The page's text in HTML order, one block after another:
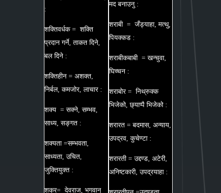
:
शक्तिवर्धक = शक्ति
प्रदान गर्ने, ताकत दिने,
बल दिने :
शक्तिहीन = अशक्त,
निर्बल, कमजोर, लाचार :
शक्य = सक्ने, सम्भव,
साध्य, सङ्गत :
शक्यता =सम्भवता,
साध्यता, उचित,
जुक्तियुक्त :
शक्र= देवराज, भगवान्
मद बनाउनु :
शराबी = जँड्याहा, मत्थु,
पियक्कड :
शराबीकबाबी = खन्चुवा,
घिच्चन :
शराबोर = निथ्रुक्क
भिजेको, छ्‌याप्पै भिजेको :
शरारत = बदमास, अन्याय,
उपद्रव, कुचेण्टा :
शरारती = उद्दण्ड, अटेरी,
अनिष्टकारी, उपद्रयाहा :